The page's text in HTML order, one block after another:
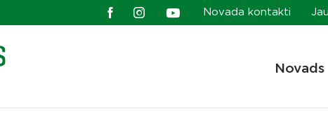
Novada kontakti
Novads